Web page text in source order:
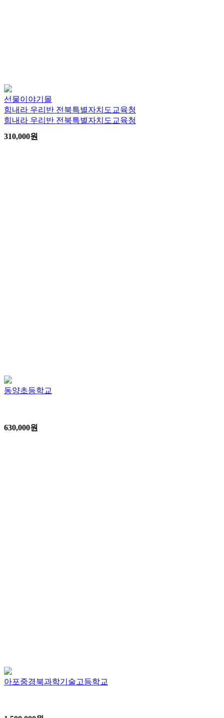
선물이야기몰
힘내라 우리반 전북특별자치도교육청
힘내라 우리반 전북특별자치도교육청
310,000원
동양초등학교
630,000원
아포중경북과학기술고등학교